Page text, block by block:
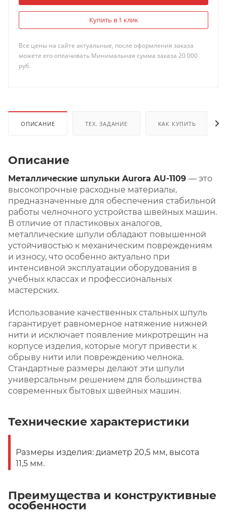
Купить в 1 клик
Все цены на сайте актуальные, после оформления заказа
можете его оплачивать Минимальная сумма заказа 20 000
руб.
ОПИСАНИЕ ТЕХ. ЗАДАНИЕ КАК КУПИТЬ
Описание
Металлические шпульки Aurora AU-1109 — это
высокопрочные расходные материалы,
предназначенные для обеспечения стабильной
работы челночного устройства швейных машин.
В отличие от пластиковых аналогов,
металлические шпули обладают повышенной
устойчивостью к механическим повреждениям
и износу, что особенно актуально при
интенсивной эксплуатации оборудования в
учебных классах и профессиональных
мастерских.
Использование качественных стальных шпуль
гарантирует равномерное натяжение нижней
нити и исключает появление микротрещин на
корпусе изделия, которые могут привести к
обрыву нити или повреждению челнока.
Стандартные размеры делают эти шпули
универсальным решением для большинства
современных бытовых швейных машин.
Технические характеристики
Размеры изделия: диаметр 20,5 мм, высота
11,5 мм.
Преимущества и конструктивные
особенности